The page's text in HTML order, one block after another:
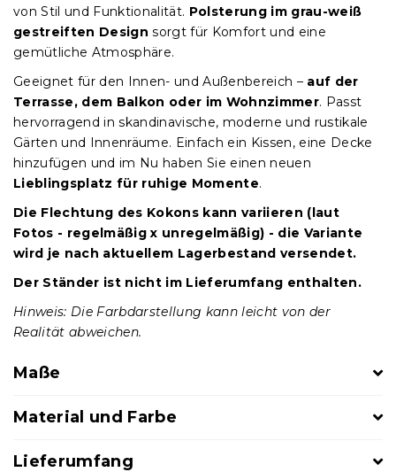
von Stil und Funktionalität. Polsterung im grau-weiß
gestreiften Design sorgt für Komfort und eine
gemütliche Atmosphäre.
Geeignet für den Innen- und Außenbereich – auf der
Terrasse, dem Balkon oder im Wohnzimmer. Passt
hervorragend in skandinavische, moderne und rustikale
Gärten und Innenräume. Einfach ein Kissen, eine Decke
hinzufügen und im Nu haben Sie einen neuen
Lieblingsplatz für ruhige Momente.
Die Flechtung des Kokons kann variieren (laut
Fotos - regelmäßig x unregelmäßig) - die Variante
wird je nach aktuellem Lagerbestand versendet.
Der Ständer ist nicht im Lieferumfang enthalten.
Hinweis: Die Farbdarstellung kann leicht von der
Realität abweichen.
Maße
Material und Farbe
Lieferumfang